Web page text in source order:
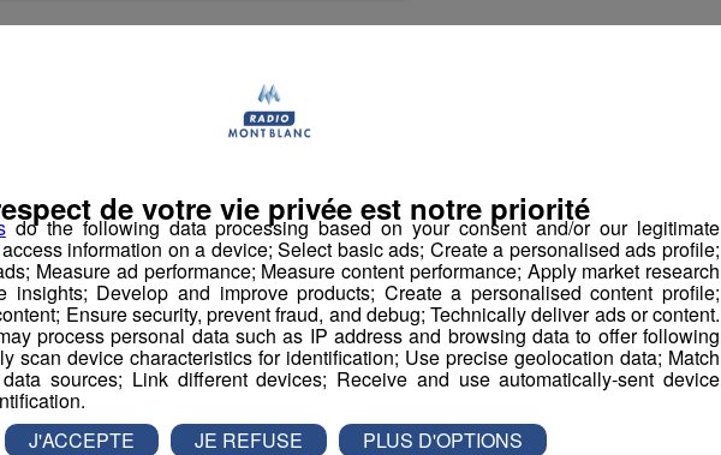
maîtres-nageurs sauveteurs surveille la baignade
à 18 heures. Ils seront présents jusqu’au 31
sur l’ensemble de la base et n’hésitent
groupes ou familles présentes pour éviter les
et responsable baignade au lac de Passy,
sont aussi liés à l’imprudence de certains
do the following data processing based on your consent and/or our legitimate
information on a device; Select basic ads; Create a personalised ads profile;
Measure ad performance; Measure content performance; Apply market research
insights; Develop and improve products; Create a personalised content profile;
Ensure security, prevent fraud, and debug; Technically deliver ads or content.
process personal data such as IP address and browsing data to offer following
scan device characteristics for identification; Use precise geolocation data; Match
sources; Link different devices; Receive and use automatically-sent device
de votre vie privée est notre priorité
J'ACCEPTE JE REFUSE PLUS D'OPTIONS